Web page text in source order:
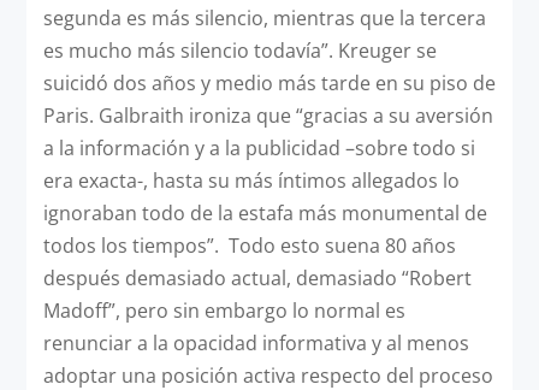
segunda es más silencio, mientras que la tercera
es mucho más silencio todavía”. Kreuger se
suicidó dos años y medio más tarde en su piso de
Paris. Galbraith ironiza que “gracias a su aversión
a la información y a la publicidad –sobre todo si
era exacta-, hasta su más íntimos allegados lo
ignoraban todo de la estafa más monumental de
todos los tiempos”. Todo esto suena 80 años
después demasiado actual, demasiado “Robert
Madoff”, pero sin embargo lo normal es
renunciar a la opacidad informativa y al menos
adoptar una posición activa respecto del proceso